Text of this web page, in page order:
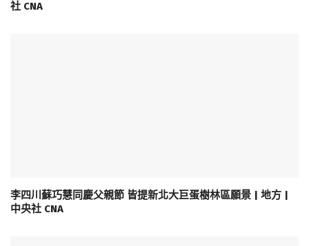
社 CNA
李四川蘇巧慧同慶父親節 皆提新北大巨蛋樹林區願景 | 地方 |
中央社 CNA